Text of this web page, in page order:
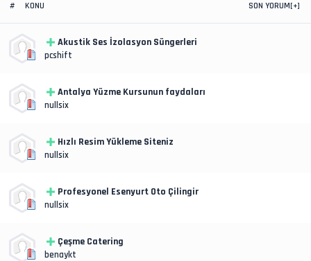
# KONU SON YORUM[+]
Akustik Ses İzolasyon Süngerleri
pcshift
Antalya Yüzme Kursunun faydaları
nullsix
Hızlı Resim Yükleme Siteniz
nullsix
Profesyonel Esenyurt Oto Çilingir
nullsix
Çeşme Catering
benaykt